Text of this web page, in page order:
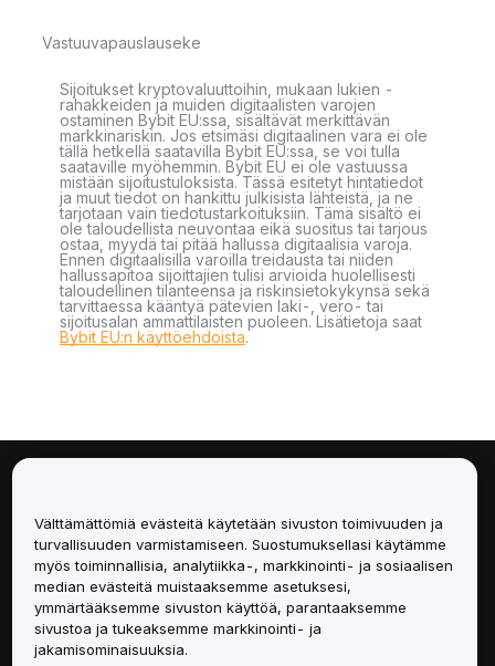
Vastuuvapauslauseke
Sijoitukset kryptovaluuttoihin, mukaan lukien -
rahakkeiden ja muiden digitaalisten varojen
ostaminen Bybit EU:ssa, sisältävät merkittävän
markkinariskin. Jos etsimäsi digitaalinen vara ei ole
tällä hetkellä saatavilla Bybit EU:ssa, se voi tulla
saataville myöhemmin. Bybit EU ei ole vastuussa
mistään sijoitustuloksista. Tässä esitetyt hintatiedot
ja muut tiedot on hankittu julkisista lähteistä, ja ne
tarjotaan vain tiedotustarkoituksiin. Tämä sisältö ei
ole taloudellista neuvontaa eikä suositus tai tarjous
ostaa, myydä tai pitää hallussa digitaalisia varoja.
Ennen digitaalisilla varoilla treidausta tai niiden
hallussapitoa sijoittajien tulisi arvioida huolellisesti
taloudellinen tilanteensa ja riskinsietokykynsä sekä
tarvittaessa kääntyä pätevien laki-, vero- tai
sijoitusalan ammattilaisten puoleen. Lisätietoja saat
Bybit EU:n käyttöehdoista.
Palvelut
Tuki
Tuotteet
Välttämättömiä evästeitä käytetään sivuston toimivuuden ja
turvallisuuden varmistamiseen. Suostumuksellasi käytämme
myös toiminnallisia, analytiikka-, markkinointi- ja sosiaalisen
median evästeitä muistaaksemme asetuksesi,
ymmärtääksemme sivuston käyttöä, parantaaksemme
sivustoa ja tukeaksemme markkinointi- ja
jakamisominaisuuksia.